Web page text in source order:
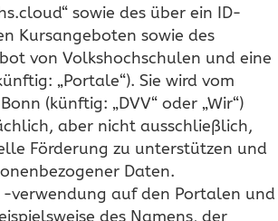
sowie des über ein ID-
Kursangeboten sowie des
von Volkshochschulen und eine
„Portale“). Sie wird vom
(künftig: „DVV“ oder „Wir“)
aber nicht ausschließlich,
Förderung zu unterstützen und
Daten.
verwendung auf den Portalen und
des Namens, der